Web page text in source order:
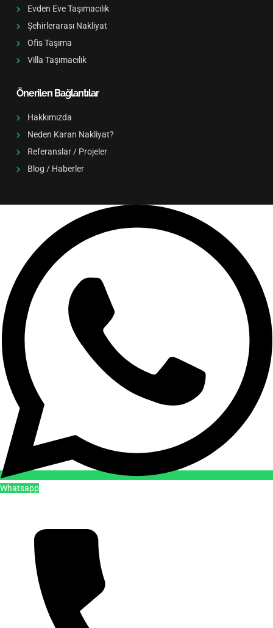
Evden Eve Taşımacılık
Şehirlerarası Nakliyat
Ofis Taşıma
Villa Taşımacılık
Önerilen Bağlantılar
Hakkımızda
Neden Karan Nakliyat?
Referanslar / Projeler
Blog / Haberler
Whatsapp